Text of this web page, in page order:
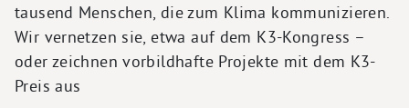
tausend Menschen, die zum Klima kommunizieren.
Wir vernetzen sie, etwa auf dem K3-Kongress –
oder zeichnen vorbildhafte Projekte mit dem K3-
Preis aus